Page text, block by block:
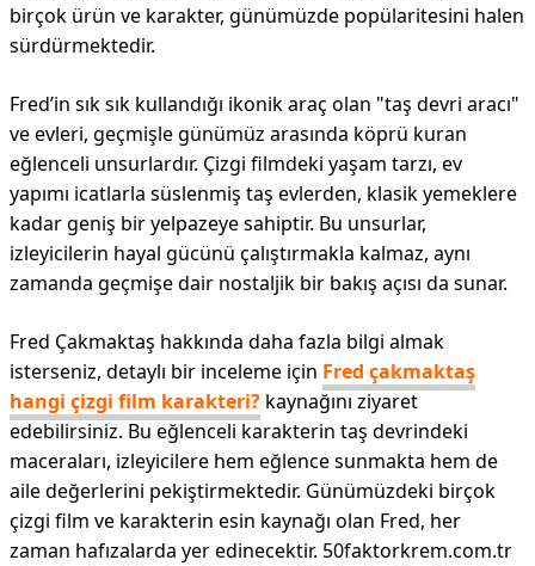
birçok ürün ve karakter, günümüzde popülaritesini halen
sürdürmektedir.
Fred’in sık sık kullandığı ikonik araç olan "taş devri aracı"
ve evleri, geçmişle günümüz arasında köprü kuran
eğlenceli unsurlardır. Çizgi filmdeki yaşam tarzı, ev
yapımı icatlarla süslenmiş taş evlerden, klasik yemeklere
kadar geniş bir yelpazeye sahiptir. Bu unsurlar,
izleyicilerin hayal gücünü çalıştırmakla kalmaz, aynı
zamanda geçmişe dair nostaljik bir bakış açısı da sunar.
Fred Çakmaktaş hakkında daha fazla bilgi almak
isterseniz, detaylı bir inceleme için Fred çakmaktaş
hangi çizgi film karakteri? kaynağını ziyaret
edebilirsiniz. Bu eğlenceli karakterin taş devrindeki
maceraları, izleyicilere hem eğlence sunmakta hem de
aile değerlerini pekiştirmektedir. Günümüzdeki birçok
çizgi film ve karakterin esin kaynağı olan Fred, her
zaman hafızalarda yer edinecektir. 50faktorkrem.com.tr